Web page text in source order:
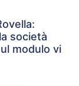
società
modulo vi